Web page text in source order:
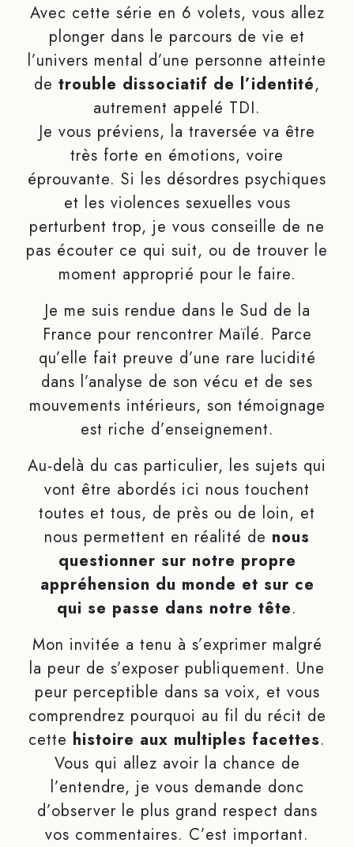
Avec cette série en 6 volets, vous allez
plonger dans le parcours de vie et
l’univers mental d’une personne atteinte
de trouble dissociatif de l’identité,
autrement appelé TDI.
Je vous préviens, la traversée va être
très forte en émotions, voire
éprouvante. Si les désordres psychiques
et les violences sexuelles vous
perturbent trop, je vous conseille de ne
pas écouter ce qui suit, ou de trouver le
moment approprié pour le faire.
Je me suis rendue dans le Sud de la
France pour rencontrer Maïlé. Parce
qu’elle fait preuve d’une rare lucidité
dans l’analyse de son vécu et de ses
mouvements intérieurs, son témoignage
est riche d’enseignement.
Au-delà du cas particulier, les sujets qui
vont être abordés ici nous touchent
toutes et tous, de près ou de loin, et
nous permettent en réalité de nous
questionner sur notre propre
appréhension du monde et sur ce
qui se passe dans notre tête.
Mon invitée a tenu à s’exprimer malgré
la peur de s’exposer publiquement. Une
peur perceptible dans sa voix, et vous
comprendrez pourquoi au fil du récit de
cette histoire aux multiples facettes.
Vous qui allez avoir la chance de
l’entendre, je vous demande donc
d’observer le plus grand respect dans
vos commentaires. C’est important.